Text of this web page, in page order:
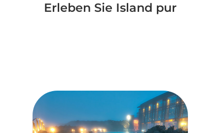
Erleben Sie Island pur